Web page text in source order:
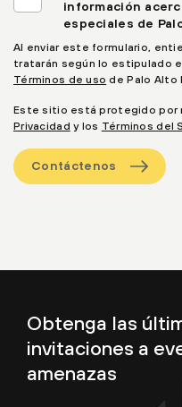
información
especiales de
Al enviar este formulario,
tratarán según lo estipulado
Términos de uso de Palo Alto
Este sitio está protegido por
Privacidad y los Términos del
Contáctenos
Obtenga las
invitaciones a
amenazas